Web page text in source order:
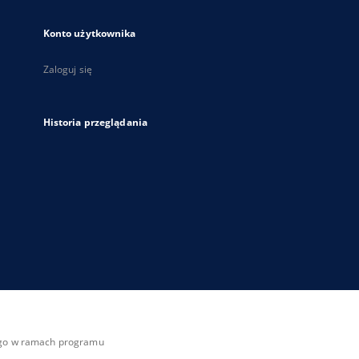
Konto użytkownika
Zaloguj się
Historia przeglądania
w ramach programu